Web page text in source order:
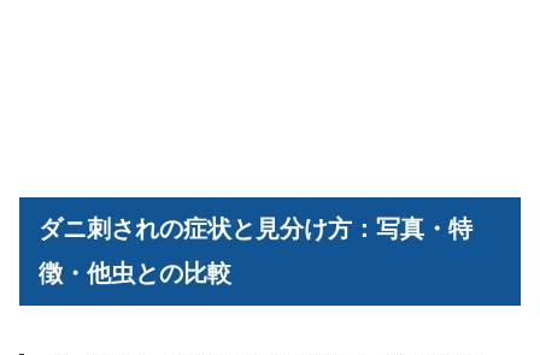
ダニ刺されの症状と見分け方：写真・特
徴・他虫との比較